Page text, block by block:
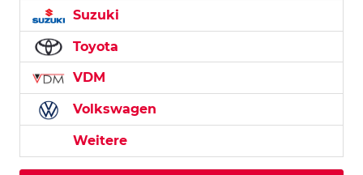
Suzuki
Toyota
VDM
Volkswagen
Weitere